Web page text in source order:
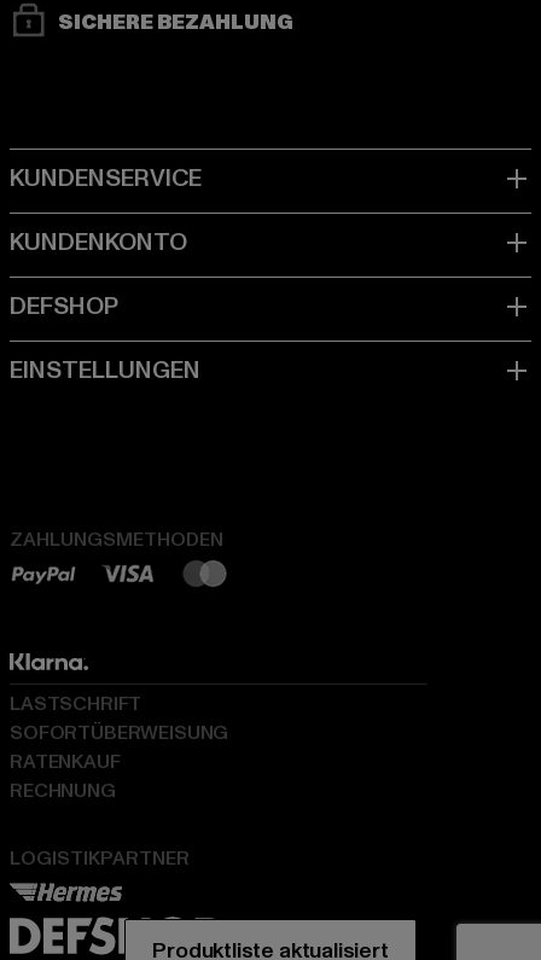
SICHERE BEZAHLUNG
ZAHLUNGSMETHODEN
LOGISTIKPARTNER
LASTSCHRIFT
SOFORTÜBERWEISUNG
RATENKAUF
RECHNUNG